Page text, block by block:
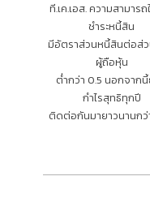
ที.เค.เอส. ความสามารถ
ชำระหนี้สิน
มีอัตราส่วนหนี้สินต่อส่
ผู้ถือหุ้น
ต่ำกว่า 0.5 นอกจาก
กำไรสุทธิทุกปี
ติดต่อกันมายาวนานกว่